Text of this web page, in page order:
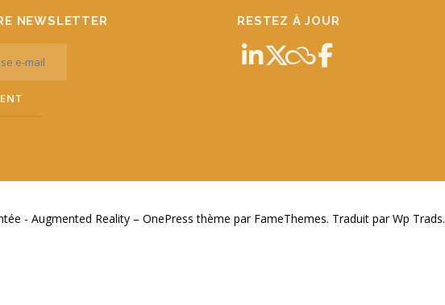
NEWSLETTER RESTEZ À JOUR
- Augmented Reality – OnePress thème par FameThemes. Traduit par Wp Trads.